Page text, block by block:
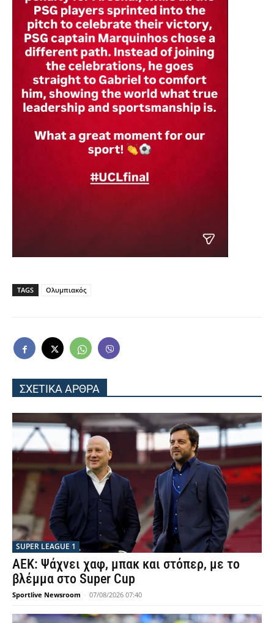
TAGS Ολυμπιακός
ΣΧΕΤΙΚΑ ΑΡΘΡΑ
SUPER LEAGUE 1
ΑΕΚ: Ψάχνει χαφ, μπακ και στόπερ, με το
βλέμμα στο Super Cup
Sportlive Newsroom - 07/08/2026 07:40